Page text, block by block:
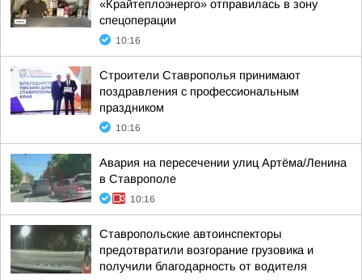
«Крайтеплоэнерго» отправилась в зону
спецоперации
10:16
Строители Ставрополья принимают
поздравления с профессиональным
праздником
10:16
Авария на пересечении улиц Артёма/Ленина
в Ставрополе
10:16
Ставропольские автоинспекторы
предотвратили возгорание грузовика и
получили благодарность от водителя